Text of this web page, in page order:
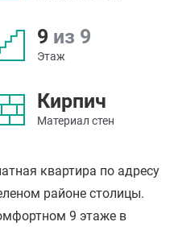
9 из 9
Этаж
Кирпич
Материал стен
квартира по адресу
районе столицы.
9 этаже в